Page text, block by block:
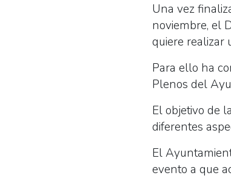
Una vez
noviembre, el
quiere realizar
Para ello ha
Plenos del
El objetivo de
diferentes
El
evento a que